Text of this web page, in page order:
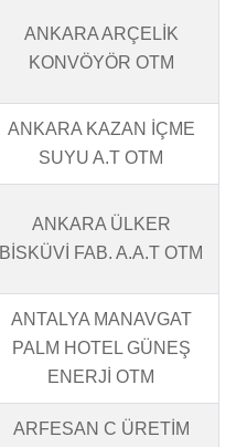
ANKARA ARÇELİK
KONVÖYÖR OTM
ANKARA KAZAN İÇME
SUYU A.T OTM
ANKARA ÜLKER
BİSKÜVİ FAB. A.A.T OTM
ANTALYA MANAVGAT
PALM HOTEL GÜNEŞ
ENERJİ OTM
ARFESAN C ÜRETİM